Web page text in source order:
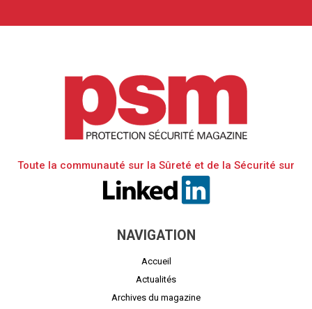
Toute la communauté sur la Sûreté et de la Sécurité sur
NAVIGATION
Accueil
Actualités
Archives du magazine